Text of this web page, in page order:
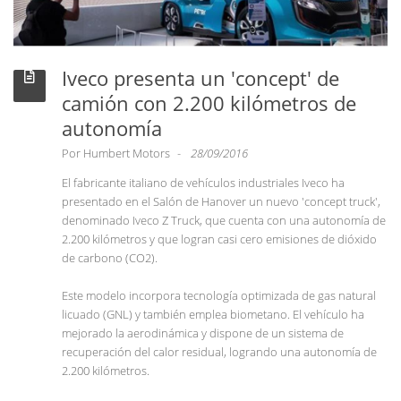
Iveco presenta un 'concept' de
camión con 2.200 kilómetros de
autonomía
Por Humbert Motors
28/09/2016
El fabricante italiano de vehículos industriales Iveco ha
presentado en el Salón de Hanover un nuevo 'concept truck',
denominado Iveco Z Truck, que cuenta con una autonomía de
2.200 kilómetros y que logran casi cero emisiones de dióxido
de carbono (CO2).
Este modelo incorpora tecnología optimizada de gas natural
licuado (GNL) y también emplea biometano. El vehículo ha
mejorado la aerodinámica y dispone de un sistema de
recuperación del calor residual, logrando una autonomía de
2.200 kilómetros.